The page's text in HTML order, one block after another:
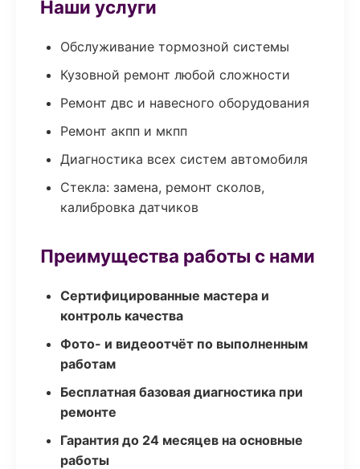
Наши услуги
Обслуживание тормозной системы
Кузовной ремонт любой сложности
Ремонт двс и навесного оборудования
Ремонт акпп и мкпп
Диагностика всех систем автомобиля
Стекла: замена, ремонт сколов,
калибровка датчиков
Преимущества работы с нами
Сертифицированные мастера и
контроль качества
Фото- и видеоотчёт по выполненным
работам
Бесплатная базовая диагностика при
ремонте
Гарантия до 24 месяцев на основные
работы